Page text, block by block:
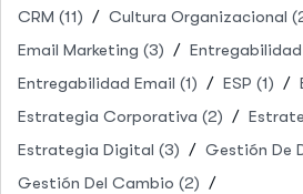
CRM (11) Cultura Organizacional
Email Marketing (3) Entregabilidad
Entregabilidad Email (1) ESP (1)
Estrategia Corporativa (2)
Estrategia Digital (3) Gestión De
Gestión Del Cambio (2)